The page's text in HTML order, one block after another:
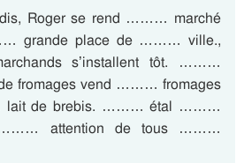
Roger se rend ……… marché
grande place de ……… ville.,
s’installent tôt. ………
fromages vend ……… fromages
lait de brebis. ……… étal ………
……… attention de tous ………